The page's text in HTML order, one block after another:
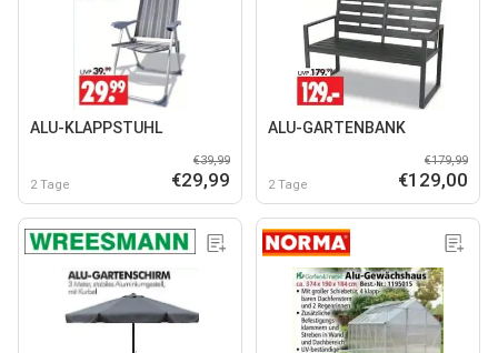
ALU-KLAPPSTUHL
2 Tage
€39,99
€29,99
ALU-GARTENBANK
2 Tage
€179,99
€129,00